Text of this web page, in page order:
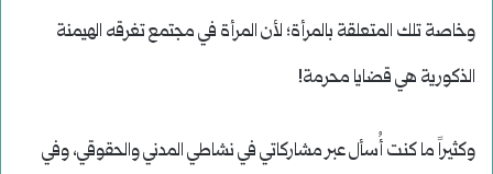
وخاصة تلك المتعلقة بالمرأة؛ لأن المرأة في مجتمع تغرقه الهيمنة
الذكورية هي قضايا محرمة!
وكثيراً ما كنت أُسأل عبر مشاركاتي في نشاطي المدني والحقوقي، وفي